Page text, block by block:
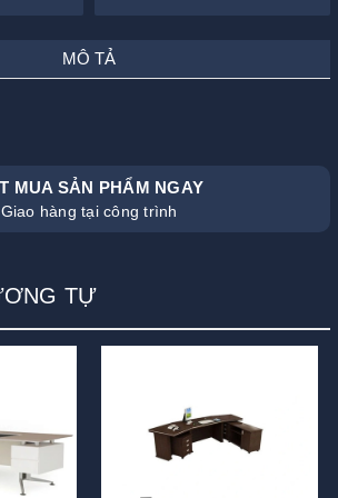
MÔ TẢ
MUA SẢN PHẨM NGAY
Giao hàng tại công trình
TỰ